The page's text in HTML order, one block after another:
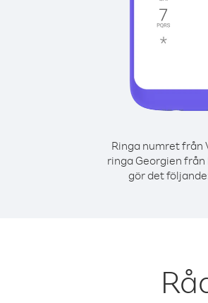
Ringa numret från
ringa Georgien från
gör det